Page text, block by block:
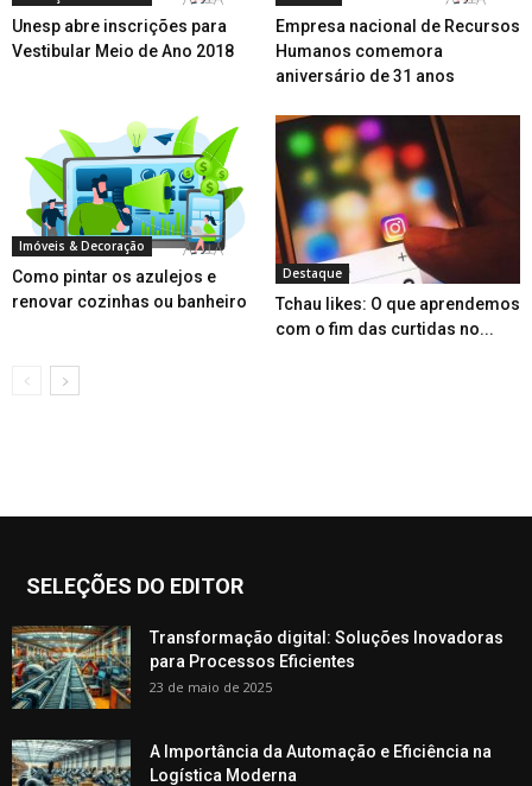
Unesp abre inscrições para
Vestibular Meio de Ano 2018
Empresa nacional de Recursos
Humanos comemora
aniversário de 31 anos
Imóveis & Decoração
Como pintar os azulejos e
renovar cozinhas ou banheiro
Destaque
Tchau likes: O que aprendemos
com o fim das curtidas no...
SELEÇÕES DO EDITOR
Transformação digital: Soluções Inovadoras
para Processos Eficientes
23 de maio de 2025
A Importância da Automação e Eficiência na
Logística Moderna